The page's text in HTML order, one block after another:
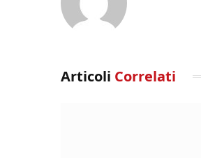
Articoli Correlati